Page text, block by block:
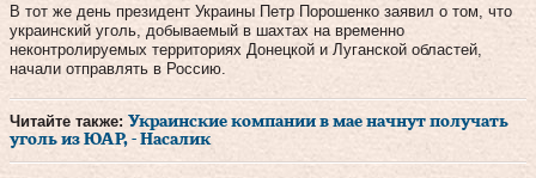
В тот же день президент Украины Петр Порошенко заявил о том, что
украинский уголь, добываемый в шахтах на временно
неконтролируемых территориях Донецкой и Луганской областей,
начали отправлять в Россию.
Читайте также: Украинские компании в мае начнут получать
уголь из ЮАР, - Насалик